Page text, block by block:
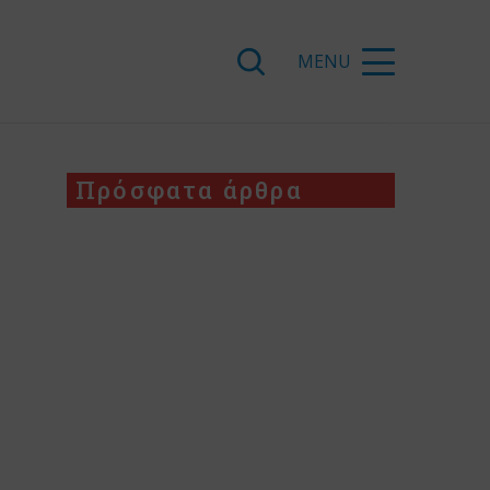
Πρόσφατα άρθρα